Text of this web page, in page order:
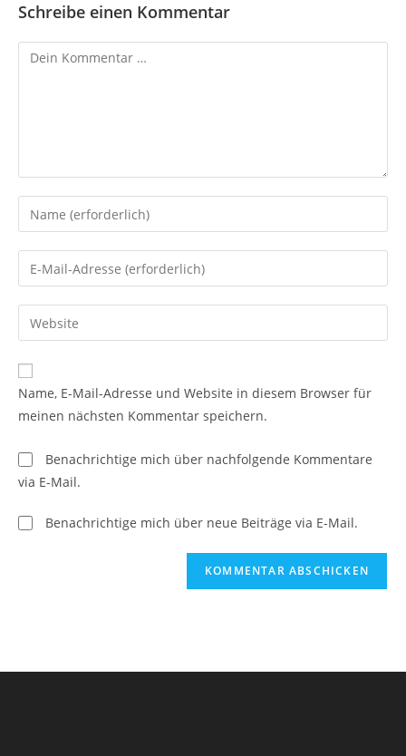
Schreibe einen Kommentar
Kommentar
Gib
deinen
Namen
oder
zum
Kommentieren
ein
Gib
deine
E-
Mail-
zum
Kommentieren
ein
Gib
deine
Website-
URL
Name, E-Mail-Adresse und Website in diesem Browser für
meinen nächsten Kommentar speichern.
Benachrichtige mich über nachfolgende Kommentare
via E-Mail.
Benachrichtige mich über neue Beiträge via E-Mail.